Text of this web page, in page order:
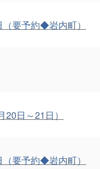
要予約◆岩内町）
日～21日）
要予約◆岩内町）